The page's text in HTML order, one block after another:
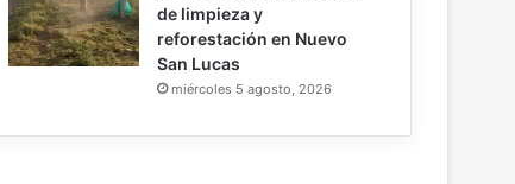
de limpieza y
reforestación en Nuevo
San Lucas
miércoles 5 agosto, 2026